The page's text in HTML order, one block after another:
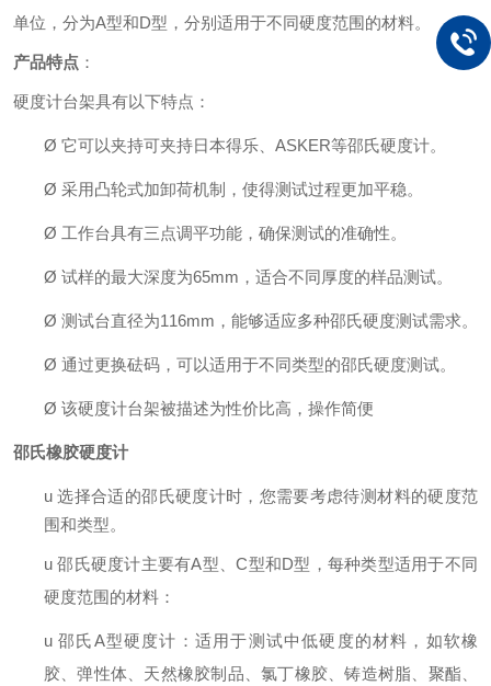
单位，分为A型和D型，分别适用于不同硬度范围的材料。
产品特点 ：
硬度计台架具有以下特点：
Ø 它可以夹持可夹持日本得乐、 ASKER等邵氏硬度计。
Ø 采用凸轮式加卸荷机制，使得测试过程更加平稳。
Ø 工作台具有三点调平功能，确保测试的准确性。
Ø 试样的最大深度为65mm，适合不同厚度的样品测试。
Ø 测试台直径为116mm，能够适应多种邵氏硬度测试需求。
Ø 通过更换砝码，可以适用于不同类型的邵氏硬度测试。
Ø 该硬度计台架被描述为性价比高，操作简便
邵氏橡胶硬度计
u选择合适的邵氏硬度计时，您需要考虑待测材料的硬度范
围和类型。
u邵氏硬度计主要有A型、C型和D型，每种类型适用于不同
硬度范围的材料：
u邵氏A型硬度计：适用于测试中低硬度的材料，如软橡
胶、弹性体、天然橡胶制品、氯丁橡胶、铸造树脂、聚酯、